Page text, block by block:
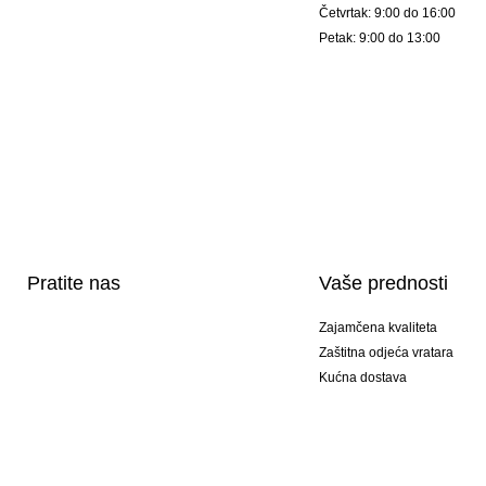
Četvrtak: 9:00 do 16:00
Petak: 9:00 do 13:00
Pratite nas Vaše prednosti
Zajamčena kvaliteta
Zaštitna odjeća vratara
Kućna dostava